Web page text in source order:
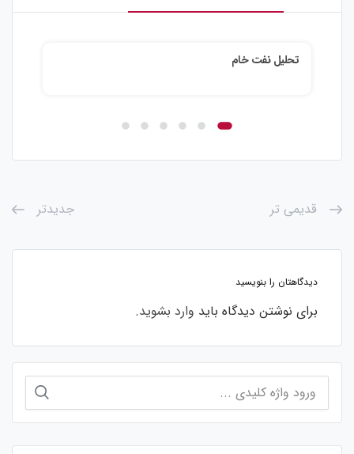
تحلیل نفت خام
قدیمی تر جدیدتر
دیدگاهتان را بنویسید
برای نوشتن دیدگاه باید وارد بشوید.
برای: